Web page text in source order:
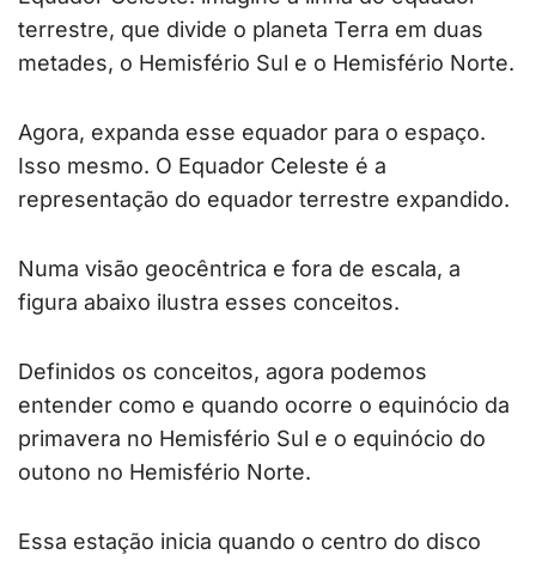
terrestre, que divide o planeta Terra em duas
metades, o Hemisfério Sul e o Hemisfério Norte.
Agora, expanda esse equador para o espaço.
Isso mesmo. O Equador Celeste é a
representação do equador terrestre expandido.
Numa visão geocêntrica e fora de escala, a
figura abaixo ilustra esses conceitos.
Definidos os conceitos, agora podemos
entender como e quando ocorre o equinócio da
primavera no Hemisfério Sul e o equinócio do
outono no Hemisfério Norte.
Essa estação inicia quando o centro do disco